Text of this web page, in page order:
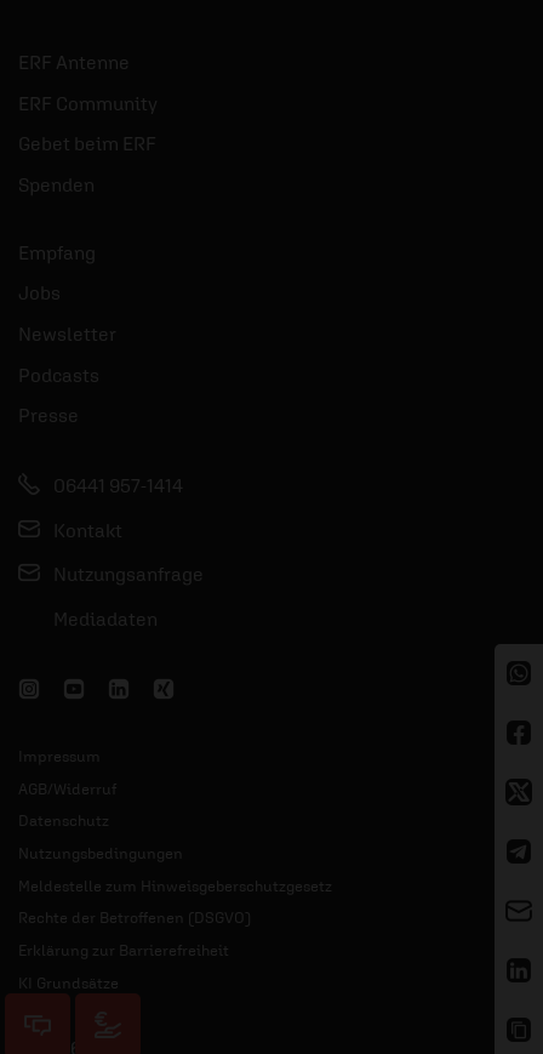
ERF Antenne
ERF Community
Gebet beim ERF
Spenden
Empfang
Jobs
Newsletter
Podcasts
Presse
06441 957-1414
Kontakt
Nutzungsanfrage
Mediadaten
Impressum
AGB/Widerruf
Datenschutz
Nutzungsbedingungen
Meldestelle zum Hinweisgeberschutzgesetz
Rechte der Betroffenen (DSGVO)
Erklärung zur Barrierefreiheit
KI Grundsätze
© 2026 ERF